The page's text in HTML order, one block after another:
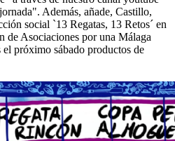
Además, añade, Castillo,
social `13 Regatas, 13 Retos´ en
de Asociaciones por una Málaga
próximo sábado productos de